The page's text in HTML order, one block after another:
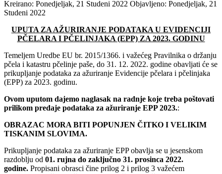
Kreirano: Ponedjeljak, 21 Studeni 2022 Objavljeno: Ponedjeljak, 21
Studeni 2022
UPUTA ZA AŽURIRANJE PODATAKA U EVIDENCIJI
PČELARA I PČELINJAKA (EPP) ZA 2023. GODINU
Temeljem Uredbe EU br. 2015/1366. i važećeg Pravilnika o držanju
pčela i katastru pčelinje paše, do 31. 12. 2022. godine obavljati će se
prikupljanje podataka za ažuriranje Evidencije pčelara i pčelinjaka
(EPP) za 2023. godinu.
Ovom uputom dajemo naglasak na radnje koje treba poštovati
prilikom predaje podataka za ažuriranje EPP 2023.:
OBRAZAC MORA BITI POPUNJEN ČITKO I VELIKIM
TISKANIM SLOVIMA.
Prikupljanje podataka za ažuriranje EPP obavlja se u jesenskom
razdoblju od 01. rujna do zaključno 31. prosinca 2022.
godine. Propisani obrasci čine prilog 2 i prilog 3 važećem